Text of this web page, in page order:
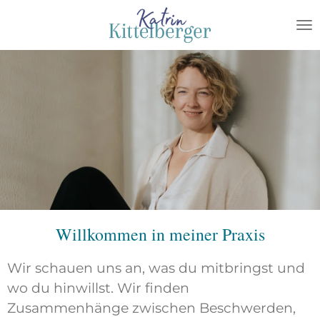
Willkommen in meiner Praxis
Wir schauen uns an, was du mitbringst und
wo du hinwillst. Wir finden
Zusammenhänge zwischen Beschwerden,